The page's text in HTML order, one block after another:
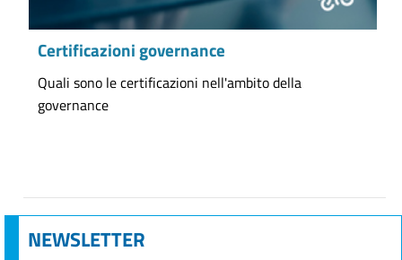
Certificazioni governance
Quali sono le certificazioni nell'ambito della
governance
NEWSLETTER